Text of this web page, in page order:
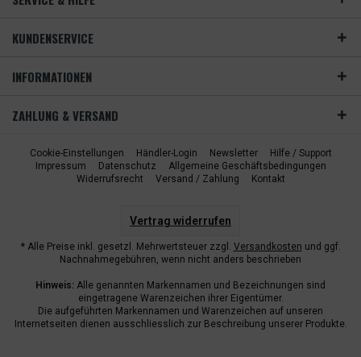
KUNDENSERVICE
INFORMATIONEN
ZAHLUNG & VERSAND
Cookie-Einstellungen Händler-Login Newsletter
Hilfe / Support
Impressum
Datenschutz
Allgemeine Geschäftsbedingungen
Widerrufsrecht
Versand / Zahlung Kontakt
Vertrag widerrufen
* Alle Preise inkl. gesetzl. Mehrwertsteuer zzgl. Versandkosten und ggf.
Nachnahmegebühren, wenn nicht anders beschrieben
Hinweis: Alle genannten Markennamen und Bezeichnungen sind
eingetragene Warenzeichen ihrer Eigentümer.
Die aufgeführten Markennamen und Warenzeichen auf unseren
Internetseiten dienen ausschliesslich zur Beschreibung unserer Produkte.